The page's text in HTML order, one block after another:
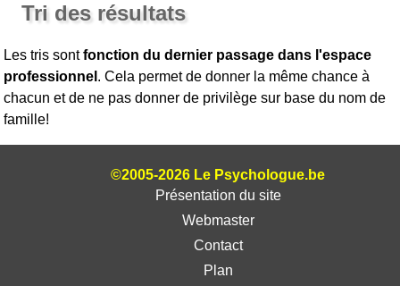
Tri des résultats
Les tris sontfonction du dernier passage dans l'espace
professionnel . Cela permet de donner la même chance à
chacun et de ne pas donner de privilège sur base du nom de
famille!
©2005-2026 Le Psychologue.be
Présentation du site
Webmaster
Contact
Plan